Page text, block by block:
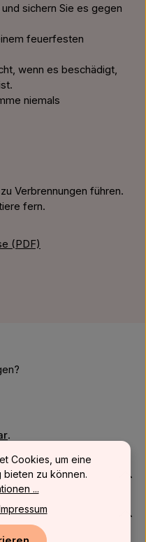
sichern Sie es gegen
feuerfesten
wenn es beschädigt,
niemals
Verbrennungen führen.
fern.
(PDF)
.
Cookies, um eine
bieten zu können.
...